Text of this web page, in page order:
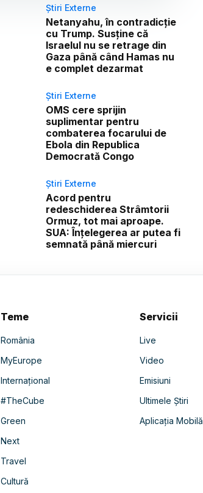
Știri Externe
Netanyahu, în contradicție
cu Trump. Susține că
Israelul nu se retrage din
Gaza până când Hamas nu
e complet dezarmat
Știri Externe
OMS cere sprijin
suplimentar pentru
combaterea focarului de
Ebola din Republica
Democrată Congo
Știri Externe
Acord pentru
redeschiderea Strâmtorii
Ormuz, tot mai aproape.
SUA: Înțelegerea ar putea fi
semnată până miercuri
Teme
România
MyEurope
Internațional
#TheCube
Green
Next
Travel
Cultură
Servicii
Live
Video
Emisiuni
Ultimele Știri
Aplicația Mobilă